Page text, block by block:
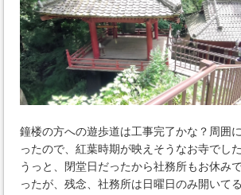
鐘楼の方への遊歩道は工事完了かな？周囲
ったので、紅葉時期が映えそうなお寺でし
うっと、閉堂日だったから社務所もお休み
ったが、残念、社務所は日曜日のみ開いて